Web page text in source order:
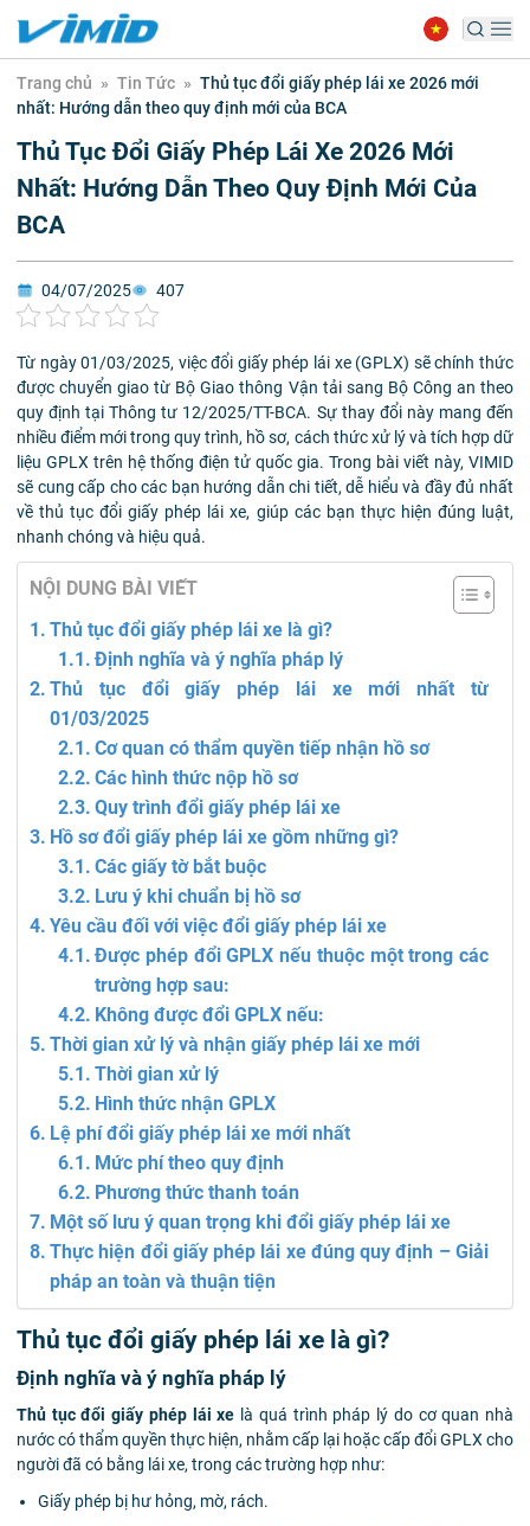
Trang chủ » Tin Tức » Thủ tục đổi giấy phép lái xe 2026 mới
nhất: Hướng dẫn theo quy định mới của BCA
Thủ Tục Đổi Giấy Phép Lái Xe 2026 Mới
Nhất: Hướng Dẫn Theo Quy Định Mới Của
BCA
04/07/2025 407
Từ ngày 01/03/2025, việc đổi giấy phép lái xe (GPLX) sẽ chính thức
được chuyển giao từ Bộ Giao thông Vận tải sang Bộ Công an theo
quy định tại Thông tư 12/2025/TT-BCA. Sự thay đổi này mang đến
nhiều điểm mới trong quy trình, hồ sơ, cách thức xử lý và tích hợp dữ
liệu GPLX trên hệ thống điện tử quốc gia. Trong bài viết này, VIMID
sẽ cung cấp cho các bạn hướng dẫn chi tiết, dễ hiểu và đầy đủ nhất
về thủ tục đổi giấy phép lái xe, giúp các bạn thực hiện đúng luật,
nhanh chóng và hiệu quả.
NỘI DUNG BÀI VIẾT
Thủ tục đổi giấy phép lái xe là gì?
Định nghĩa và ý nghĩa pháp lý
Thủ tục đổi giấy phép lái xe mới nhất từ
01/03/2025
Cơ quan có thẩm quyền tiếp nhận hồ sơ
Các hình thức nộp hồ sơ
Quy trình đổi giấy phép lái xe
Hồ sơ đổi giấy phép lái xe gồm những gì?
Các giấy tờ bắt buộc
Lưu ý khi chuẩn bị hồ sơ
Yêu cầu đối với việc đổi giấy phép lái xe
Được phép đổi GPLX nếu thuộc một trong các
trường hợp sau:
Không được đổi GPLX nếu:
Thời gian xử lý và nhận giấy phép lái xe mới
Thời gian xử lý
Hình thức nhận GPLX
Lệ phí đổi giấy phép lái xe mới nhất
Mức phí theo quy định
Phương thức thanh toán
Một số lưu ý quan trọng khi đổi giấy phép lái xe
Thực hiện đổi giấy phép lái xe đúng quy định – Giải
pháp an toàn và thuận tiện
Thủ tục đổi giấy phép lái xe là gì?
Định nghĩa và ý nghĩa pháp lý
Thủ tục đổi giấy phép lái xe là quá trình pháp lý do cơ quan nhà
nước có thẩm quyền thực hiện, nhằm cấp lại hoặc cấp đổi GPLX cho
người đã có bằng lái xe, trong các trường hợp như:
Giấy phép bị hư hỏng, mờ, rách.